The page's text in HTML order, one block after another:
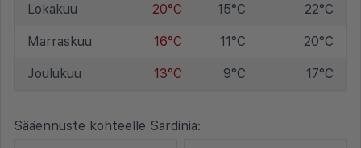
Lokakuu 20°C 15°C 22°C
Marraskuu 16°C 11°C 20°C
Joulukuu 13°C 9°C 17°C
Sääennuste kohteelle Sardinia: